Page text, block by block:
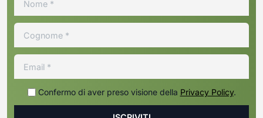
Confermo di aver preso visione della Privacy Policy.